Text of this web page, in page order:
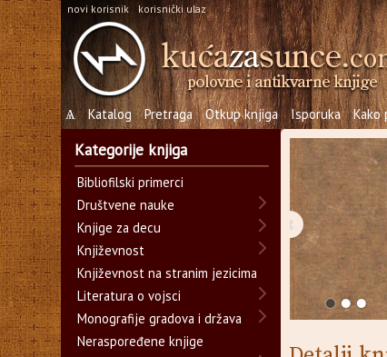
novi korisnik korisnički ulaz
Ѧ Katalog Pretraga Otkup knjiga Isporuka Kako
‹
Kategorije knjiga
Bibliofilski primerci
Društvene nauke
Knjige za decu
Književnost
Književnost na stranim jezicima
Literatura o vojsci
Monografije gradova i država
Neraspoređene knjige